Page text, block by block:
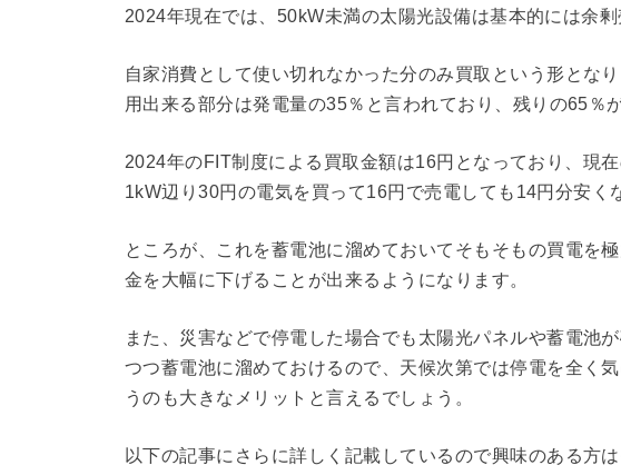
2024年現在では、50kW未満の太陽光設備は基本的には余剰
自家消費として使い切れなかった分のみ買取という形とな
用出来る部分は発電量の35％と言われており、残りの65％
2024年のFIT制度による買取金額は16円となっており、現
1kW辺り30円の電気を買って16円で売電しても14円分安く
ところが、これを蓄電池に溜めておいてそもそもの買電を
金を大幅に下げることが出来るようになります。
また、災害などで停電した場合でも太陽光パネルや蓄電池
つつ蓄電池に溜めておけるので、天候次第では停電を全く
うのも大きなメリットと言えるでしょう。
以下の記事にさらに詳しく記載しているので興味のある方